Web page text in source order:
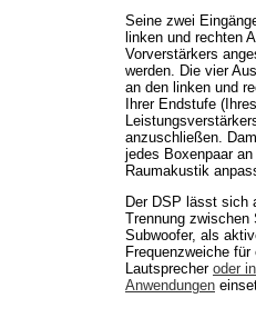
Seine zwei
linken und rechten
Vorverstärkers
werden. Die vier
an den linken und
Ihrer Endstufe (Ihres
anzuschließen.
jedes Boxenpaar an
Raumakustik
Der DSP lässt sich
Trennung zwischen
Subwoofer, als
Frequenzweiche für
Lautsprecher oder
Anwendungen